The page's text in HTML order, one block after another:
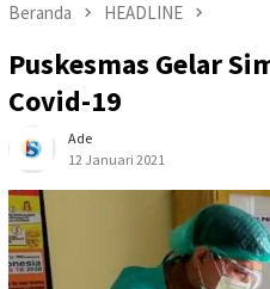
Beranda HEADLINE
Puskesmas Gelar
Covid-19
Ade
12 Januari 2021